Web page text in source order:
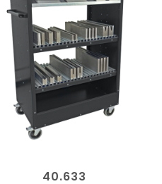
40.633